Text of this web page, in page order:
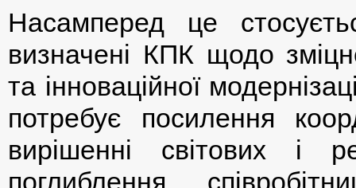
Насамперед це
визначені КПК щодо
та інноваційної
потребує посилення
вирішенні світових і
поглиблення